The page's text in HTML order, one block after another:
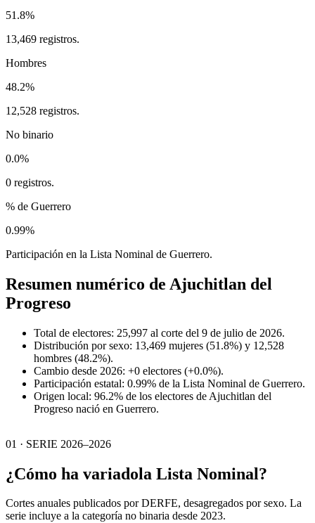
51.8%
13,469 registros.
Hombres
48.2%
12,528 registros.
No binario
0.0%
0 registros.
% de Guerrero
0.99%
Participación en la Lista Nominal de Guerrero.
Resumen numérico de Ajuchitlan del
Progreso
Total de electores: 25,997 al corte del 9 de julio de 2026.
Distribución por sexo: 13,469 mujeres (51.8%) y 12,528
hombres (48.2%).
Cambio desde 2026: +0 electores (+0.0%).
Participación estatal: 0.99% de la Lista Nominal de Guerrero.
Origen local: 96.2% de los electores de Ajuchitlan del
Progreso nació en Guerrero.
01 · SERIE 2026–2026
¿Cómo ha variadola Lista Nominal?
Cortes anuales publicados por DERFE, desagregados por sexo. La
serie incluye a la categoría no binaria desde 2023.